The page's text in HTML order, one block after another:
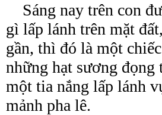
Sáng nay trên con
gì lấp lánh trên mặt
gần, thì đó là một
những hạt sương
một tia nắng lấp lánh
mảnh pha lê.